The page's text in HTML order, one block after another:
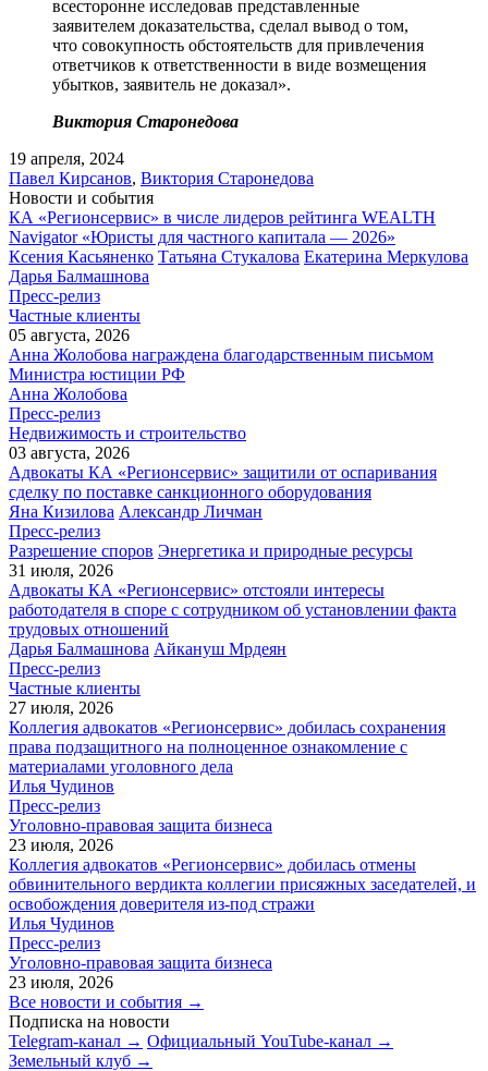
всесторонне исследовав представленные
заявителем доказательства, сделал вывод о том,
что совокупность обстоятельств для привлечения
ответчиков к ответственности в виде возмещения
убытков, заявитель не доказал».
Виктория Старонедова
19 апреля, 2024
Павел Кирсанов, Виктория Старонедова
Новости и события
КА «Регионсервис» в числе лидеров рейтинга WEALTH
Navigator «Юристы для частного капитала — 2026»
Ксения Касьяненко Татьяна Стукалова Екатерина Меркулова
Дарья Балмашнова
Пресс-релиз
Частные клиенты
05 августа, 2026
Анна Жолобова награждена благодарственным письмом
Министра юстиции РФ
Анна Жолобова
Пресс-релиз
Недвижимость и строительство
03 августа, 2026
Адвокаты КА «Регионсервис» защитили от оспаривания
сделку по поставке санкционного оборудования
Яна Кизилова Александр Личман
Пресс-релиз
Разрешение споров Энергетика и природные ресурсы
31 июля, 2026
Адвокаты КА «Регионсервис» отстояли интересы
работодателя в споре с сотрудником об установлении факта
трудовых отношений
Дарья Балмашнова Айкануш Мрдеян
Пресс-релиз
Частные клиенты
27 июля, 2026
Коллегия адвокатов «Регионсервис» добилась сохранения
права подзащитного на полноценное ознакомление с
материалами уголовного дела
Илья Чудинов
Пресс-релиз
Уголовно-правовая защита бизнеса
23 июля, 2026
Коллегия адвокатов «Регионсервис» добилась отмены
обвинительного вердикта коллегии присяжных заседателей, и
освобождения доверителя из-под стражи
Илья Чудинов
Пресс-релиз
Уголовно-правовая защита бизнеса
23 июля, 2026
Все новости и события →
Подписка на новости
Telegram-канал → Официальный YouTube-канал →
Земельный клуб →